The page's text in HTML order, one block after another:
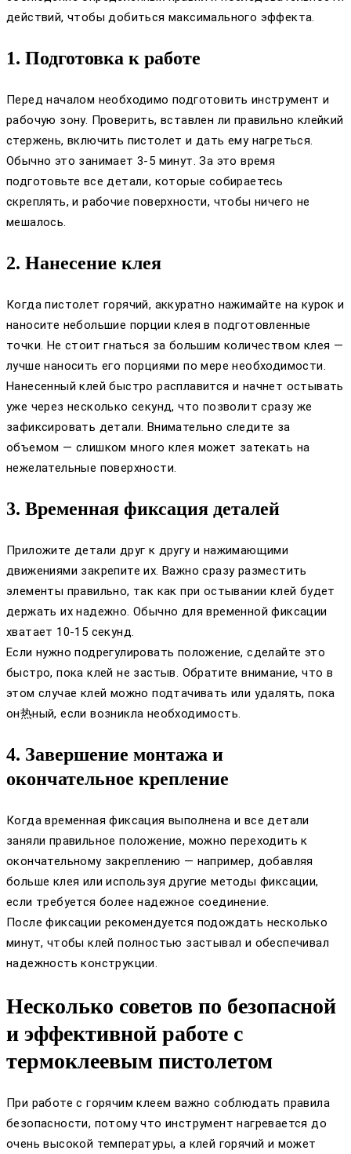
действий, чтобы добиться максимального эффекта.
1. Подготовка к работе
Перед началом необходимо подготовить инструмент и
рабочую зону. Проверить, вставлен ли правильно клейкий
стержень, включить пистолет и дать ему нагреться.
Обычно это занимает 3-5 минут. За это время
подготовьте все детали, которые собираетесь
скреплять, и рабочие поверхности, чтобы ничего не
мешалось.
2. Нанесение клея
Когда пистолет горячий, аккуратно нажимайте на курок и
наносите небольшие порции клея в подготовленные
точки. Не стоит гнаться за большим количеством клея —
лучше наносить его порциями по мере необходимости.
Нанесенный клей быстро расплавится и начнет остывать
уже через несколько секунд, что позволит сразу же
зафиксировать детали. Внимательно следите за
объемом — слишком много клея может затекать на
нежелательные поверхности.
3. Временная фиксация деталей
Приложите детали друг к другу и нажимающими
движениями закрепите их. Важно сразу разместить
элементы правильно, так как при остывании клей будет
держать их надежно. Обычно для временной фиксации
хватает 10-15 секунд.
Если нужно подрегулировать положение, сделайте это
быстро, пока клей не застыв. Обратите внимание, что в
этом случае клей можно подтачивать или удалять, пока
он热ный, если возникла необходимость.
4. Завершение монтажа и
окончательное крепление
Когда временная фиксация выполнена и все детали
заняли правильное положение, можно переходить к
окончательному закреплению — например, добавляя
больше клея или используя другие методы фиксации,
если требуется более надежное соединение.
После фиксации рекомендуется подождать несколько
минут, чтобы клей полностью застывал и обеспечивал
надежность конструкции.
Несколько советов по безопасной
и эффективной работе с
термоклеевым пистолетом
При работе с горячим клеем важно соблюдать правила
безопасности, потому что инструмент нагревается до
очень высокой температуры, а клей горячий и может